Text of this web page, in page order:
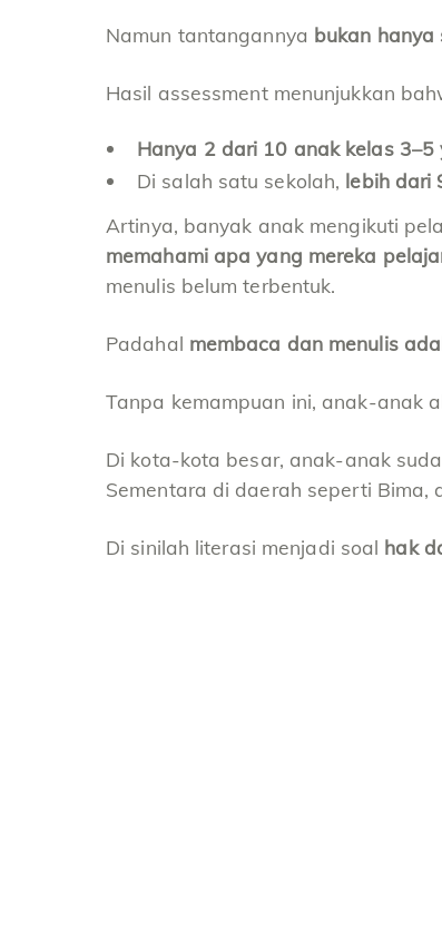
Namun tantangannya bukan hanya
Hasil assessment menunjukkan
Hanya 2 dari 10 anak kelas
Di salah satu sekolah, lebih dari
Artinya, banyak anak mengikuti
memahami apa yang mereka
menulis belum terbentuk.
Padahal membaca dan menulis
Tanpa kemampuan ini, anak-anak
Di kota-kota besar, anak-anak
Sementara di daerah seperti Bima,
Di sinilah literasi menjadi soal hak